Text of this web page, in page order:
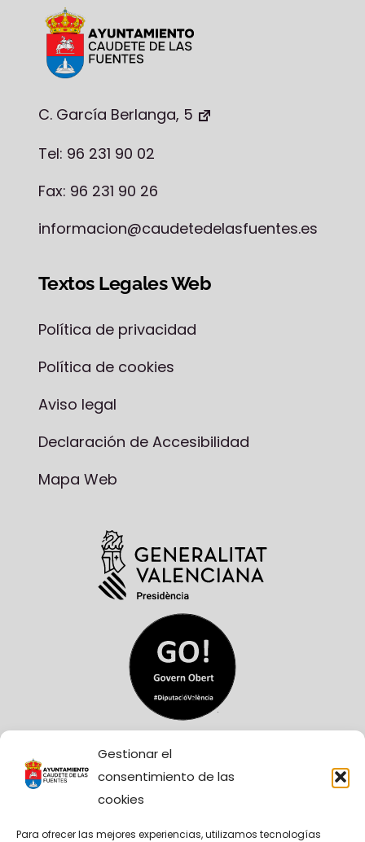
Gestionar el
consentimiento de las
cookies
Para ofrecer las mejores experiencias, utilizamos tecnologías
C. García Berlanga, 5
Tel: 96 231 90 02
Fax: 96 231 90 26
informacion@caudetedelasfuentes.es
Textos Legales Web
Política de privacidad
Política de cookies
Aviso legal
Declaración de Accesibilidad
Mapa Web